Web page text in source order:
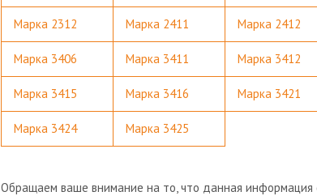
Марка 2312 Марка 2411 Марка 2412
Марка 3406 Марка 3411 Марка 3412
Марка 3415 Марка 3416 Марка 3421
Марка 3424 Марка 3425
Обращаем ваше внимание на то, что данная информация